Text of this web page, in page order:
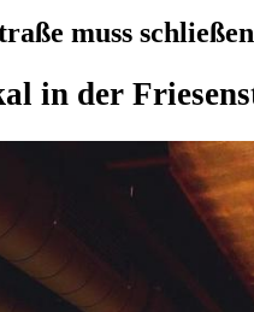
muss schließen
in der